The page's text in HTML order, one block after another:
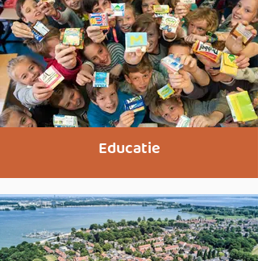
Educatie